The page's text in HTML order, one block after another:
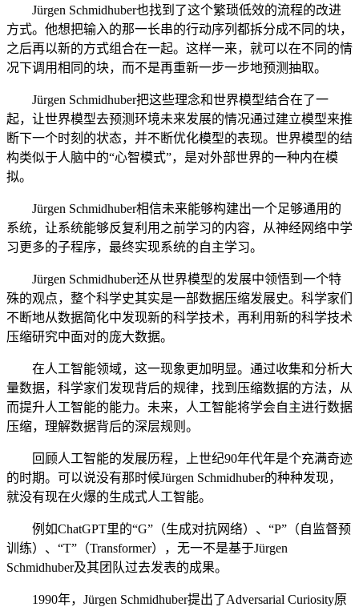
Jürgen Schmidhuber也找到了这个繁琐低效的流程的改进
方式。他想把输入的那一长串的行动序列都拆分成不同的块，
之后再以新的方式组合在一起。这样一来，就可以在不同的情
况下调用相同的块，而不是再重新一步一步地预测抽取。
Jürgen Schmidhuber把这些理念和世界模型结合在了一
起，让世界模型去预测环境未来发展的情况通过建立模型来推
断下一个时刻的状态，并不断优化模型的表现。世界模型的结
构类似于人脑中的“心智模式”，是对外部世界的一种内在模
拟。
Jürgen Schmidhuber相信未来能够构建出一个足够通用的
系统，让系统能够反复利用之前学习的内容，从神经网络中学
习更多的子程序，最终实现系统的自主学习。
Jürgen Schmidhuber还从世界模型的发展中领悟到一个特
殊的观点，整个科学史其实是一部数据压缩发展史。科学家们
不断地从数据简化中发现新的科学技术，再利用新的科学技术
压缩研究中面对的庞大数据。
在人工智能领域，这一现象更加明显。通过收集和分析大
量数据，科学家们发现背后的规律，找到压缩数据的方法，从
而提升人工智能的能力。未来，人工智能将学会自主进行数据
压缩，理解数据背后的深层规则。
回顾人工智能的发展历程，上世纪90年代年是个充满奇迹
的时期。可以说没有那时候Jürgen Schmidhuber的种种发现，
就没有现在火爆的生成式人工智能。
例如ChatGPT里的“G”（生成对抗网络）、“P”（自监督预
训练）、“T”（Transformer），无一不是基于Jürgen
Schmidhuber及其团队过去发表的成果。
1990年，Jürgen Schmidhuber提出了Adversarial Curiosity原